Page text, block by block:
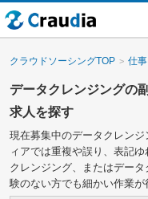
クラウドソーシングTOP 仕
データクレンジングの
求人を探す
現在募集中のデータクレン
ィアでは重複や誤り、表記
クレンジング、またはデー
験のない方でも細かい作業が